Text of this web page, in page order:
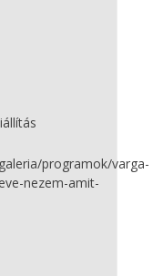
programok/varga-
nezem-amit-